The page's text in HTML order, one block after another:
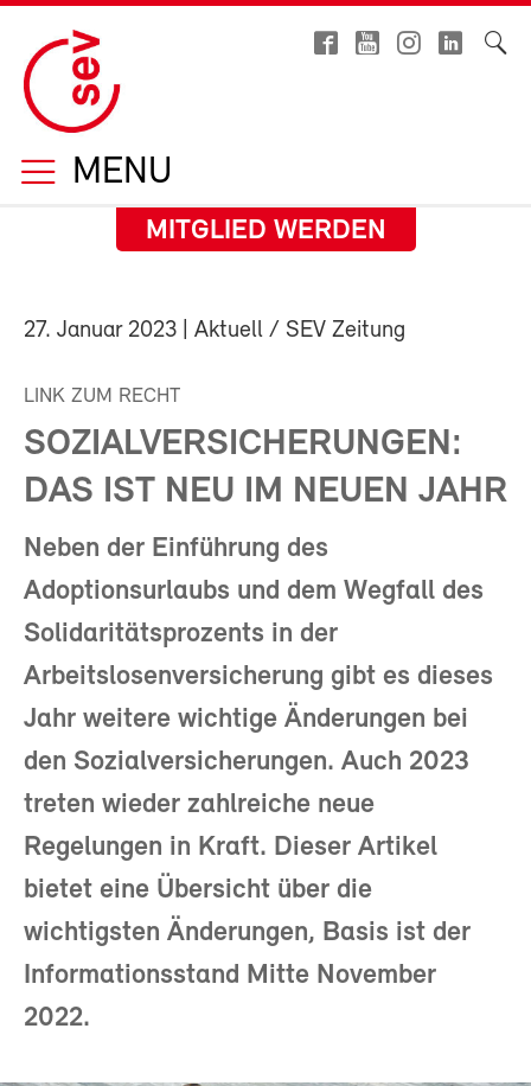
MENU
MITGLIED WERDEN
27. Januar 2023 | Aktuell / SEV Zeitung
LINK ZUM RECHT
SOZIALVERSICHERUNGEN:
DAS IST NEU IM NEUEN JAHR
Neben der Einführung des
Adoptionsurlaubs und dem Wegfall des
Solidaritätsprozents in der
Arbeitslosenversicherung gibt es dieses
Jahr weitere wichtige Änderungen bei
den Sozialversicherungen. Auch 2023
treten wieder zahlreiche neue
Regelungen in Kraft. Dieser Artikel
bietet eine Übersicht über die
wichtigsten Änderungen, Basis ist der
Informationsstand Mitte November
2022.